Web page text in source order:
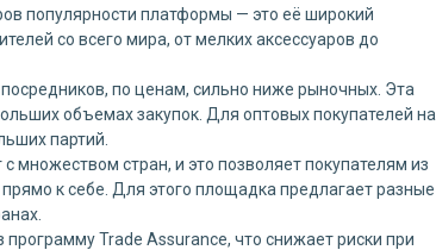
популярности платформы — это её широкий
со всего мира, от мелких аксессуаров до
по ценам, сильно ниже рыночных. Эта
объемах закупок. Для оптовых покупателей на
партий.
множеством стран, и это позволяет покупателям из
к себе. Для этого площадка предлагает разные
Trade Assurance, что снижает риски при